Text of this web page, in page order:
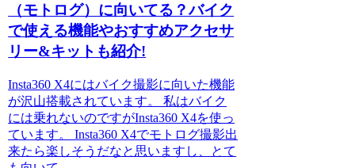
（モトログ）に向いてる？バイク
で使える機能やおすすめアクセサ
リー&キットも紹介!
Insta360 X4にはバイク撮影に向いた機能
が沢山搭載されています。 私はバイク
には乗れないのですがInsta360 X4を使っ
ています。 Insta360 X4でモトログ撮影出
来たら楽しそうだなと思いますし、とて